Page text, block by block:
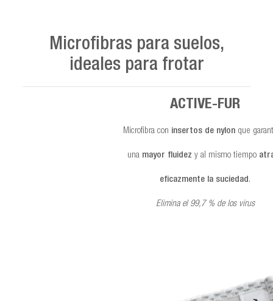
Microfibras para suelos,
ideales para frotar
ACTIVE-FUR
Microfibra con insertos de nylonque
una mayor fluidez y al mismo tiempo
eficazmente la suciedad .
Elimina el 99,7 % de los virus